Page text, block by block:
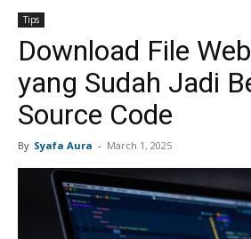
Tips
Download File
yang Sudah Jadi
Source Code
By Syafa Aura - March 1, 2025